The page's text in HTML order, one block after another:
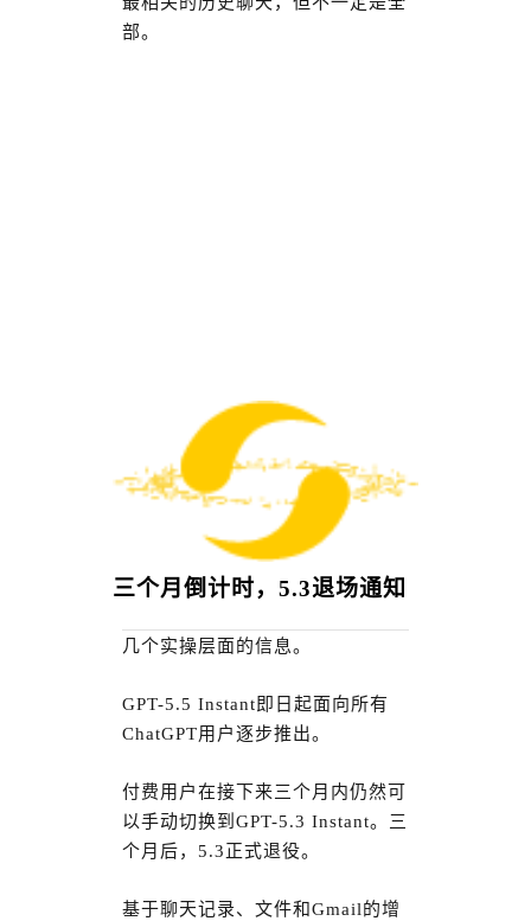
部。
三个月倒计时，5.3退场通知
几个实操层面的信息。
GPT-5.5 Instant即日起面向所有
ChatGPT用户逐步推出。
付费用户在接下来三个月内仍然可
以手动切换到GPT-5.3 Instant。三
个月后，5.3正式退役。
基于聊天记录、文件和Gmail的增